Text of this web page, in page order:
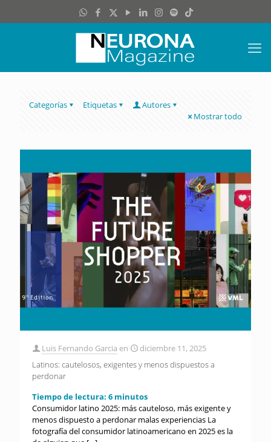
Categorías Etiquetas
Autores
Mostrar todo
Luis Fernando Garcia en
diciembre 11, 2025
Latinos: cautelosos, exigentes y menos dispuestos a
perdonar
Tiempo de lectura: 6 minutos
Consumidor latino 2025: más cauteloso, más exigente y
menos dispuesto a perdonar malas experiencias La
fotografía del consumidor latinoamericano en 2025 es la